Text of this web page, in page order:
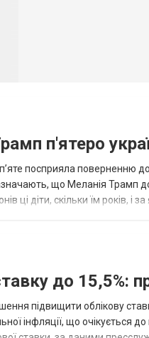
п'ятеро
посприяла поверненню
що Меланія Трамп
ці діти, скільки їм років,
до 15,5%:
підвищити облікову
інфляції, що очікується